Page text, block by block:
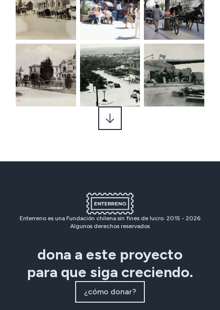
Enterreno es una Fundación chilena sin fines de lucro. 2015 - 2026
Algunos derechos reservados
dona a este proyecto
para que siga creciendo.
¿cómo donar?